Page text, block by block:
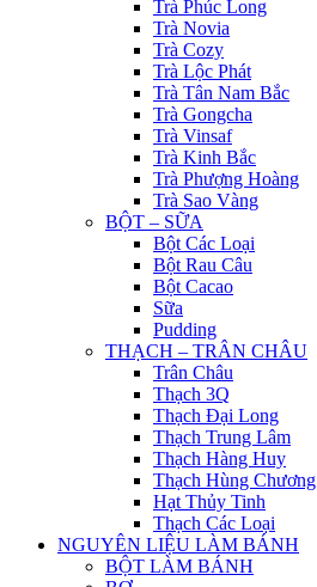
Trà Phúc Long
Trà Novia
Trà Cozy
Trà Lộc Phát
Trà Tân Nam Bắc
Trà Gongcha
Trà Vinsaf
Trà Kinh Bắc
Trà Phượng Hoàng
Trà Sao Vàng
BỘT – SỮA
Bột Các Loại
Bột Rau Câu
Bột Cacao
Sữa
Pudding
THẠCH – TRÂN CHÂU
Trân Châu
Thạch 3Q
Thạch Đại Long
Thạch Trung Lâm
Thạch Hàng Huy
Thạch Hùng Chương
Hạt Thủy Tinh
Thạch Các Loại
NGUYÊN LIỆU LÀM BÁNH
BỘT LÀM BÁNH